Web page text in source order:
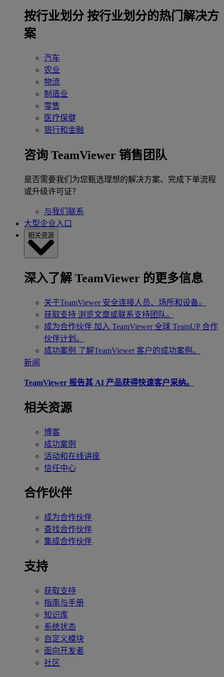
‌按行业划分 按行业划分的热门解决方
案
汽车
农业
物流
制造业
零售
医疗保健
银行和金融
咨询 TeamViewer 销售团队
是否需要我们为您甄选理想的解决方案、完成下单流程
或升级许可证？
与我们联系
大型企业入口
相关资源
深入了解 TeamViewer 的更多信息
关于TeamViewer 安全连接人员、场所和设备。
获取支持 浏览文章或联系支持团队。
成为合作伙伴 加入 TeamViewer 全球 TeamUP 合作
伙伴计划。
成功案例 了解TeamViewer 客户的成功案例。
新闻
TeamViewer 报告其 AI 产品获得快速客户采纳。
相关资源
博客
成功案例
活动和在线讲座
信任中心
合作伙伴
成为合作伙伴
查找合作伙伴
集成合作伙伴
支持
获取支持
指南与手册
知识库
系统状态
自定义模块
面向开发者
社区